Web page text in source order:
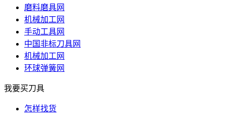
磨料磨具网
机械加工网
手动工具网
中国非标刀具网
机械加工网
环球弹簧网
我要买刀具
怎样找货